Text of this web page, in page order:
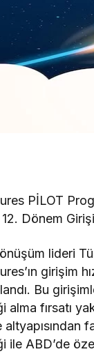
PİLOT
Dönem
lideri
girişim
Bu
fırsatı
ile ABD’de